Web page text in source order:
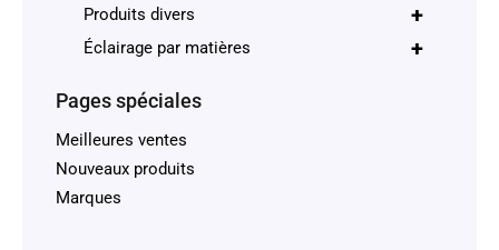
+
Produits divers
+
Éclairage par matières
Pages spéciales
Meilleures ventes
Nouveaux produits
Marques